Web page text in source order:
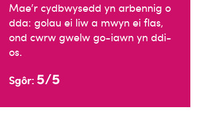
Mae’r cydbwysedd yn arbennig o
dda: golau ei liw a mwyn ei flas,
ond cwrw gwelw go-iawn yn ddi-
os.
Sgôr: 5/5